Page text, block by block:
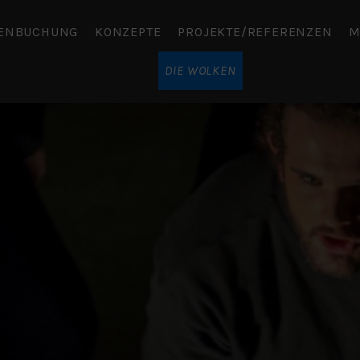
KONZEPTE PROJEKTE/REFERENZEN
DIE WOLKEN